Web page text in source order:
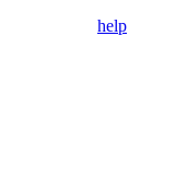
help